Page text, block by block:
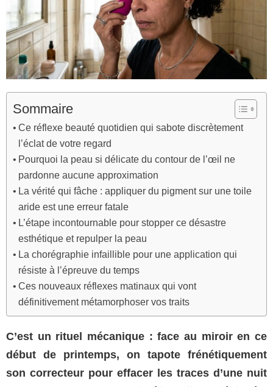
Sommaire
Ce réflexe beauté quotidien qui sabote discrètement
l’éclat de votre regard
Pourquoi la peau si délicate du contour de l’œil ne
pardonne aucune approximation
La vérité qui fâche : appliquer du pigment sur une toile
aride est une erreur fatale
L’étape incontournable pour stopper ce désastre
esthétique et repulper la peau
La chorégraphie infaillible pour une application qui
résiste à l’épreuve du temps
Ces nouveaux réflexes matinaux qui vont
définitivement métamorphoser vos traits
C’est un rituel mécanique : face au miroir en ce
début de printemps, on tapote frénétiquement
son correcteur pour effacer les traces d’une nuit